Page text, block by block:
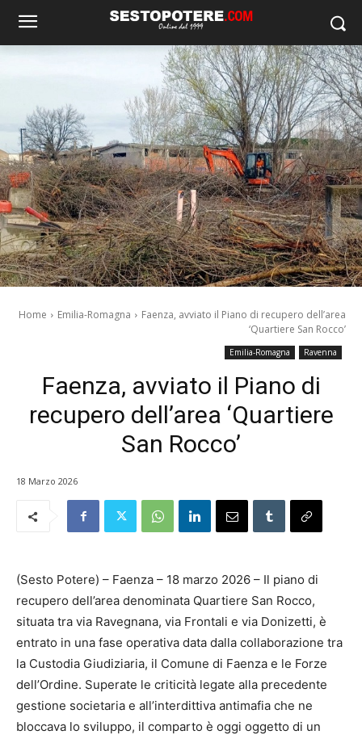
Home Emilia-Romagna
Faenza, avviato il Piano di recupero dell’area
‘Quartiere San Rocco’
Emilia-Romagna Ravenna
Faenza, avviato il Piano di
recupero dell’area ‘Quartiere
San Rocco’
18 Marzo 2026
(Sesto Potere) – Faenza – 18 marzo 2026 – Il piano di
recupero dell’area denominata Quartiere San Rocco,
situata tra via Ravegnana, via Frontali e via Donizetti, è
entrato in una fase operativa data dalla collaborazione tra
la Custodia Giudiziaria, il Comune di Faenza e le Forze
dell’Ordine. Superate le criticità legate alla precedente
gestione societaria e all’interdittiva antimafia che ne
bloccava lo sviluppo, il comparto è oggi oggetto di un